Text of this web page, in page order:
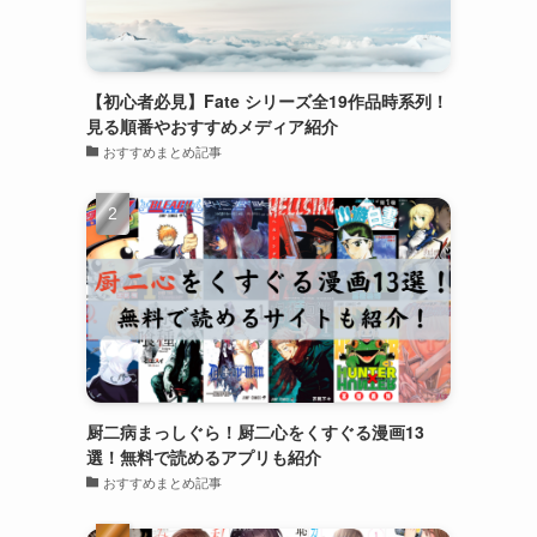
【初心者必見】Fate シリーズ全19作品時系列！
見る順番やおすすめメディア紹介
おすすめまとめ記事
厨二病まっしぐら！厨二心をくすぐる漫画13
選！無料で読めるアプリも紹介
おすすめまとめ記事